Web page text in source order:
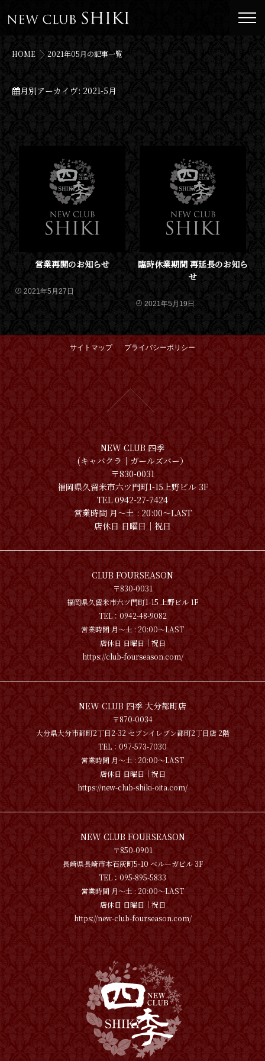
HOME 2021年05月の記事一覧
月別アーカイヴ: 2021-5月
営業再開のお知らせ
2021年5月27日
臨時休業期間 再延長のお知ら
せ
2021年5月19日
サイトマップ プライバシーポリシー
NEW CLUB 四季
(キャバクラ│ガールズバー）
〒830-0031
福岡県久留米市六ツ門町1-15上野ビル 3F
TEL 0942-27-7424
営業時間 月〜土 : 20:00～LAST
店休日 日曜日│祝日
CLUB FOURSEASON
〒830-0031
福岡県久留米市六ツ門町1-15 上野ビル 1F
TEL：0942-48-9082
営業時間 月〜土 : 20:00～LAST
店休日 日曜日│祝日
https://club-fourseason.com/
NEW CLUB 四季 大分都町店
〒870-0034
大分県大分市都町2丁目2-32 セブンイレブン都町2丁目店 2階
TEL：097-573-7030
営業時間 月〜土 : 20:00～LAST
店休日 日曜日│祝日
https://new-club-shiki-oita.com/
NEW CLUB FOURSEASON
〒850-0901
長崎県長崎市本石灰町5-10 ベルーガビル 3F
TEL：095-895-5833
営業時間 月〜土 : 20:00～LAST
店休日 日曜日│祝日
https://new-club-fourseason.com/